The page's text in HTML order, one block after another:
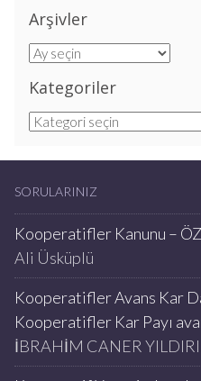
Arşivler
Arşivler
Kategoriler
Kategoriler
SORULARINIZ
Kooperatifler Kanunu –
Ali Üsküplü
Kooperatifler Avans Kar
Kooperatifler Kar Payı
İBRAHİM CANER